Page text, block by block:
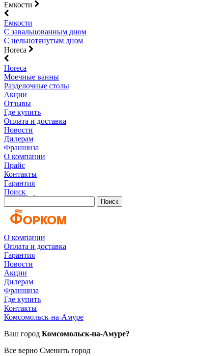
Емкости
Емкости
С завальцованным дном
С цельнотянутым дном
Horeca
Horeca
Моечные ванны
Разделочные столы
Акции
Отзывы
Где купить
Оплата и доставка
Новости
Дилерам
Франшиза
О компании
Прайс
Контакты
Гарантия
Поиск
Поиск
О компании
Оплата и доставка
Гарантия
Новости
Акции
Дилерам
Франшиза
Где купить
Контакты
Комсомольск-на-Амуре
Ваш город Комсомольск-на-Амуре?
Все верно Сменить город